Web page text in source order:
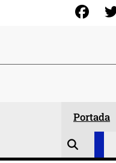
Portada